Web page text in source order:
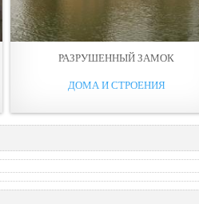
РАЗРУШЕННЫЙ ЗАМОК
ДОМА И СТРОЕНИЯ